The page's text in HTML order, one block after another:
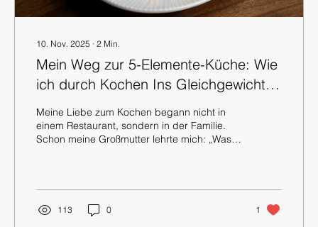
10. Nov. 2025 ∙ 2 Min.
Mein Weg zur 5-Elemente-Küche: Wie
ich durch Kochen Ins Gleichgewicht
Meine Liebe zum Kochen begann nicht in
einem Restaurant, sondern in der Familie.
Schon meine Großmutter lehrte mich: „Was
Weg, Körper und Seele in Einklang zu
bringen. Dabei hat mich die 5-Elemente-
Küche tief geprägt und begleitet. Mein Weg
113 0 1